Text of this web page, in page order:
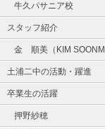
牛久パサニア校
スタッフ紹介
金 順美（KIM SOONMI
土浦二中の活動・躍進
卒業生の活躍
押野紗穂